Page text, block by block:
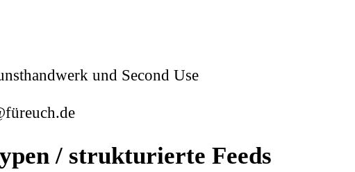
und Second Use
/ strukturierte Feeds